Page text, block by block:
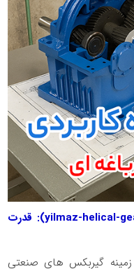
yilmaz-helical-): قدرت
زمینه گیربکس‌ های صنعتی